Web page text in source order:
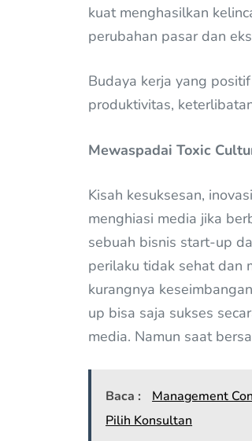
kuat menghasilkan
perubahan pasar dan
​Budaya kerja yang
produktivitas,
Mewaspadai Toxic
Kisah kesuksesan,
menghiasi media jika
sebuah bisnis start-up
perilaku tidak sehat dan
kurangnya
up bisa saja sukses
media. Namun saat
Baca :
Management
Pilih Konsultan